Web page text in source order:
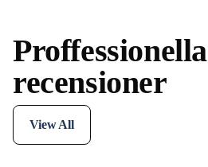
Proffessionella
recensioner
View All